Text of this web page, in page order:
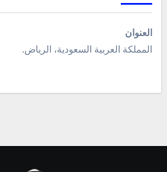
العنوان
المملكة العربية السعودية، الرياض.